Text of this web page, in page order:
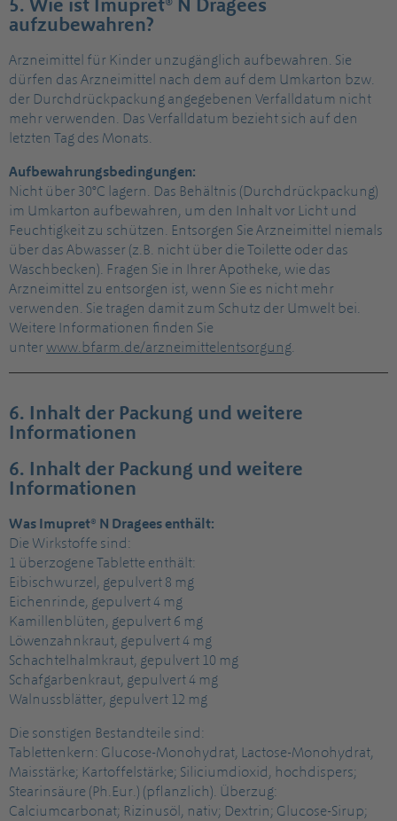
5. Wie ist Imupret® N Dragees
aufzubewahren?
Arzneimittel für Kinder unzugänglich aufbewahren. Sie
dürfen das Arzneimittel nach dem auf dem Umkarton bzw.
der Durchdrückpackung angegebenen Verfalldatum nicht
mehr verwenden. Das Verfalldatum bezieht sich auf den
letzten Tag des Monats.
Aufbewahrungsbedingungen:
Nicht über 30°C lagern. Das Behältnis (Durchdrückpackung)
im Umkarton aufbewahren, um den Inhalt vor Licht und
Feuchtigkeit zu schützen. Entsorgen Sie Arzneimittel niemals
über das Abwasser (z.B. nicht über die Toilette oder das
Waschbecken). Fragen Sie in Ihrer Apotheke, wie das
Arzneimittel zu entsorgen ist, wenn Sie es nicht mehr
verwenden. Sie tragen damit zum Schutz der Umwelt bei.
Weitere Informationen finden Sie
unter www.bfarm.de/arzneimittelentsorgung.
6. Inhalt der Packung und weitere
Informationen
6. Inhalt der Packung und weitere
Informationen
Was Imupret® N Dragees enthält:
Die Wirkstoffe sind:
1 überzogene Tablette enthält:
Eibischwurzel, gepulvert 8 mg
Eichenrinde, gepulvert 4 mg
Kamillenblüten, gepulvert 6 mg
Löwenzahnkraut, gepulvert 4 mg
Schachtelhalmkraut, gepulvert 10 mg
Schafgarbenkraut, gepulvert 4 mg
Walnussblätter, gepulvert 12 mg
Die sonstigen Bestandteile sind:
Tablettenkern: Glucose-Monohydrat, Lactose-Monohydrat,
Maisstärke; Kartoffelstärke; Siliciumdioxid, hochdispers;
Stearinsäure (Ph.Eur.) (pflanzlich). Überzug:
Calciumcarbonat; Rizinusöl, nativ; Dextrin; Glucose-Sirup;